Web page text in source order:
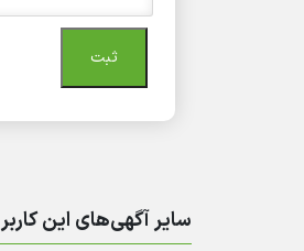
سایر آگهی‌های این کاربر